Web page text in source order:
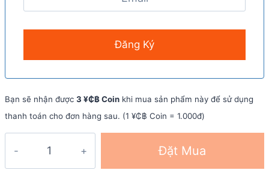
Bạn sẽ nhận được 3 ¥₵฿ Coin khi mua sản phẩm này để sử dụng
thanh toán cho đơn hàng sau. (1 ¥₵฿ Coin = 1.000đ)
Đặt Mua